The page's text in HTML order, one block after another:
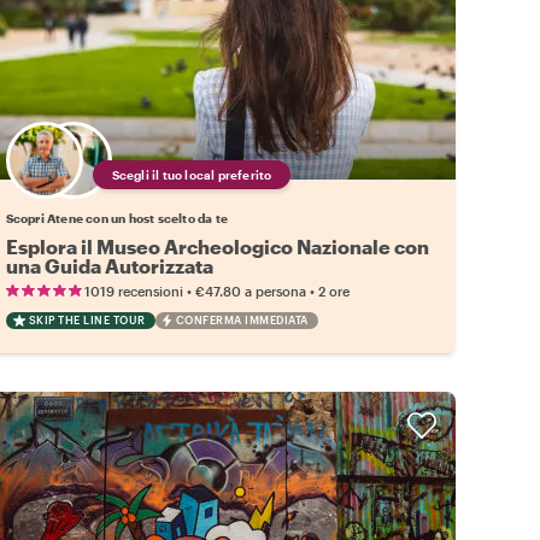
Scegli il tuo local preferito
Scopri Atene con un host scelto da te
Esplora il Museo Archeologico Nazionale con
una Guida Autorizzata
1019 recensioni• €47.80 a persona• 2 ore
SKIP THE LINE TOUR CONFERMA IMMEDIATA